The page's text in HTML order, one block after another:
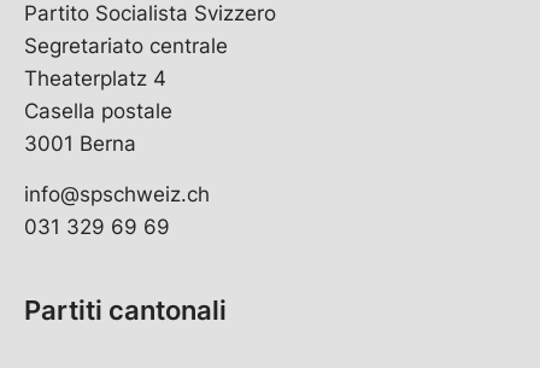
Partito Socialista Svizzero
Segretariato centrale
Theaterplatz 4
Casella postale
3001 Berna
info@spschweiz.ch
031 329 69 69
Partiti cantonali